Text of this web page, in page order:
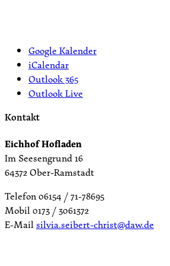
Google Kalender
iCalendar
Outlook 365
Outlook Live
Kontakt
Eichhof Hofladen
Im Seesengrund 16
64372 Ober-Ramstadt
Telefon 06154 / 71-78695
Mobil 0173 / 3061372
E-Mailsilvia.seibert-christ@daw.de